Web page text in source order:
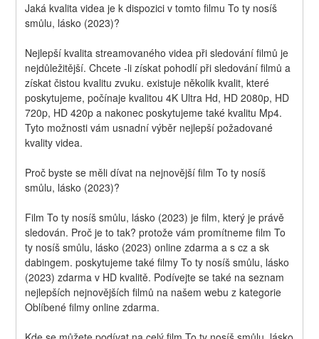
Jaká kvalita videa je k dispozici v tomto filmu To ty nosíš
smůlu, lásko (2023)?
Nejlepší kvalita streamovaného videa při sledování filmů je
nejdůležitější. Chcete -li získat pohodlí při sledování filmů a
získat čistou kvalitu zvuku. existuje několik kvalit, které
poskytujeme, počínaje kvalitou 4K Ultra Hd, HD 2080p, HD
720p, HD 420p a nakonec poskytujeme také kvalitu Mp4.
Tyto možnosti vám usnadní výběr nejlepší požadované
kvality videa.
Proč byste se měli dívat na nejnovější film To ty nosíš
smůlu, lásko (2023)?
Film To ty nosíš smůlu, lásko (2023) je film, který je právě
sledován. Proč je to tak? protože vám promítneme film To
ty nosíš smůlu, lásko (2023) online zdarma a s cz a sk
dabingem. poskytujeme také filmy To ty nosíš smůlu, lásko
(2023) zdarma v HD kvalitě. Podívejte se také na seznam
nejlepších nejnovějších filmů na našem webu z kategorie
Oblíbené filmy online zdarma.